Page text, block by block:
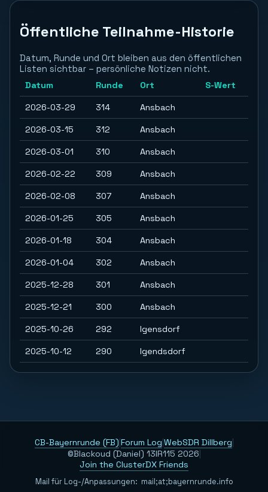
Öffentliche Teilnahme-Historie
Datum, Runde und Ort bleiben aus den öffentlichen
Listen sichtbar – persönliche Notizen nicht.
Datum
Runde Ort S-Wert
2026-03-29 314 Ansbach
2026-03-15 312 Ansbach
2026-03-01 310 Ansbach
2026-02-22 309 Ansbach
2026-02-08 307 Ansbach
2026-01-25 305 Ansbach
2026-01-18 304 Ansbach
2026-01-04 302 Ansbach
2025-12-28 301 Ansbach
2025-12-21 300 Ansbach
2025-10-26 292 Igensdorf
2025-10-12 290 Igendsdorf
CB-Bayernrunde (FB)|Forum Log|WebSDR Dillberg|
©Blackoud (Daniel) 13IR115 2026|
Join the ClusterDX Friends
Mail für Log-/Anpassungen: mail;at;bayernrunde.info